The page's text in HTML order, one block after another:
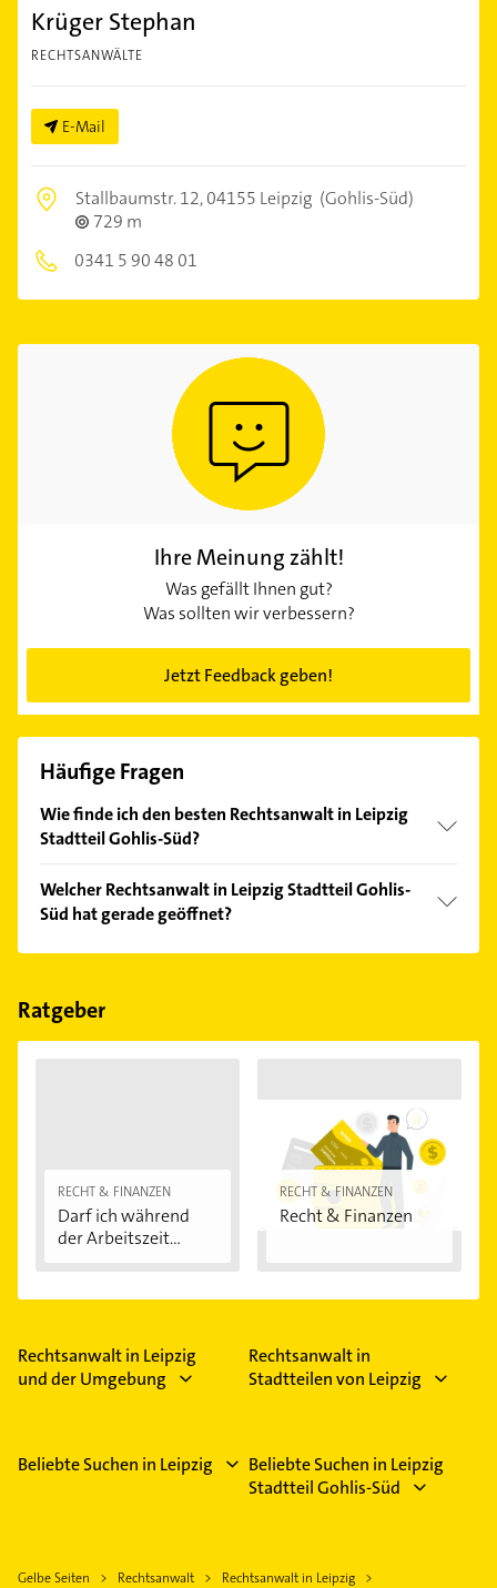
Krüger Stephan
RECHTSANWÄLTE
E-Mail
Stallbaumstr. 12,04155 Leipzig (Gohlis-Süd)
729 m
0341 5 90 48 01
Ihre Meinung zählt!
Was gefällt Ihnen gut?
Was sollten wir verbessern?
Jetzt Feedback geben!
Häufige Fragen
Wie finde ich den besten Rechtsanwalt in Leipzig
Stadtteil Gohlis-Süd?
Kundenmeinungen und profitieren Sie von den
Empfehlungen. Die Suchergebnisse können Sie sich
einfach nachBewertungensortiert anzeigen lassen.
Welcher Rechtsanwalt in Leipzig Stadtteil Gohlis-
Süd hat gerade geöffnet?
Im Anbieter-Bereich finden Sie alleÖffnungszeiten.
Feiertagen abweichen können.
Ratgeber
RECHT & FINANZEN
Darf ich während
der Arbeitszeit...
RECHT & FINANZEN
Recht & Finanzen
Rechtsanwalt in Leipzig
und der Umgebung
Rechtsanwalt in
Stadtteilen von Leipzig
Beliebte Suchen in Leipzig
Beliebte Suchen in Leipzig
Stadtteil Gohlis-Süd
Gelbe Seiten Rechtsanwalt
Rechtsanwalt in Leipzig